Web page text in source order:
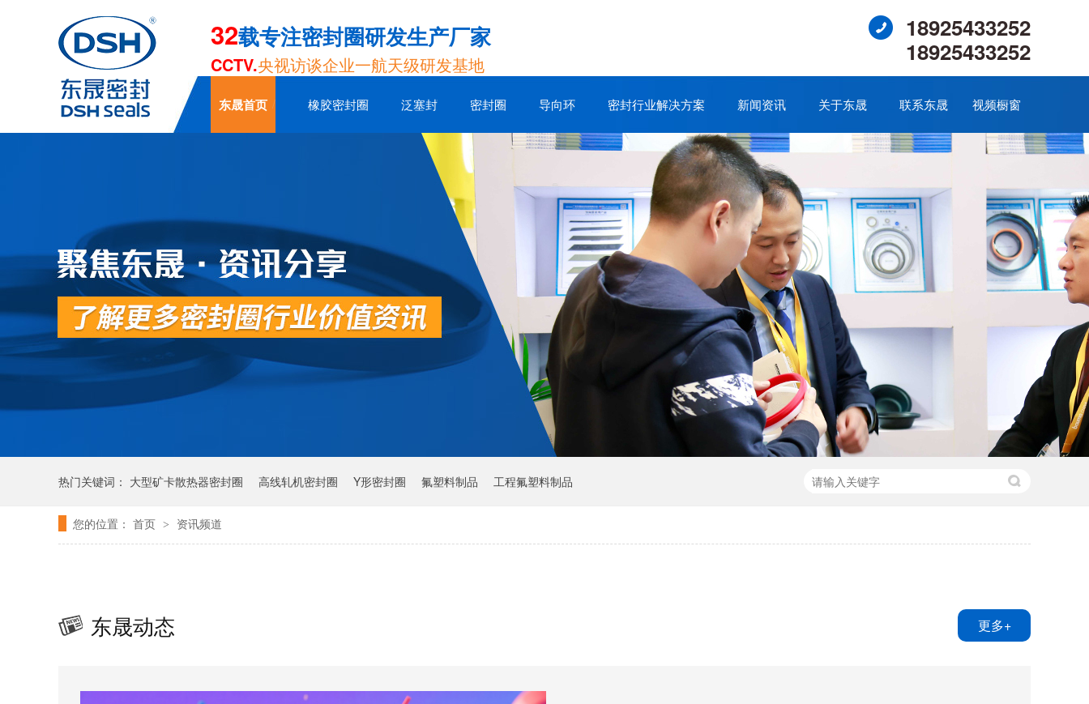
32载专注密封圈研发生产厂家
CCTV.央视访谈企业一航天级研发基地
18925433252
18925433252
东晟首页 橡胶密封圈 泛塞封 密封圈 导向环 密封行业解决方案 新闻资讯 关于东晟 联系东晟 视频橱窗
热门关键词： 大型矿卡散热器密封圈 高线轧机密封圈 Y形密封圈 氟塑料制品 工程氟塑料制品
您的位置： 首页 > 资讯频道
东晟动态 更多+